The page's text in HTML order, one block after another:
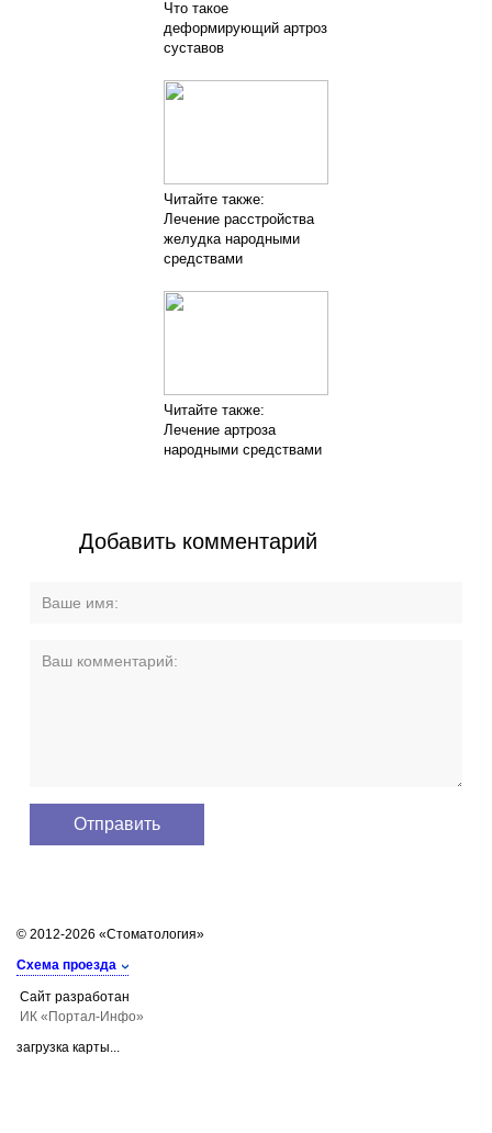
Что такое
деформирующий артроз
суставов
Читайте также:
Лечение расстройства
желудка народными
средствами
Читайте также:
Лечение артроза
народными средствами
Добавить комментарий
© 2012-2026 «Стоматология»
Схема проезда
Сайт разработан
ИК «Портал-Инфо»
загрузка карты...